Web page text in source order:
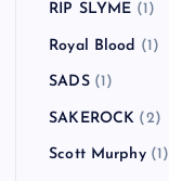
RIP SLYME (1)
Royal Blood (1)
SADS(1)
SAKEROCK (2)
Scott Murphy(1)